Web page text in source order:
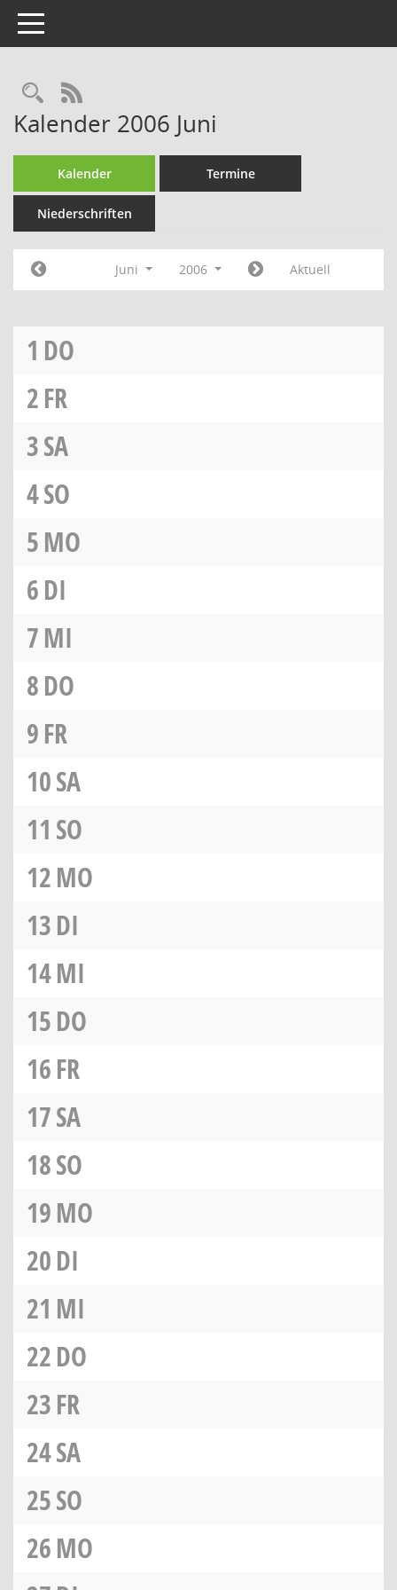
Toggle navigation
Rechercheauswahl
RSS-Feed
Kalender 2006 Juni
Kalender Termine
Niederschriften
Juni 2006 Aktuell
1 DO
2FR
3SA
4SO
5MO
6DI
7MI
8DO
9FR
10SA
11 SO
12MO
13DI
14MI
15DO
16FR
17SA
18SO
19MO
20DI
21 MI
22DO
23FR
24SA
25SO
26MO